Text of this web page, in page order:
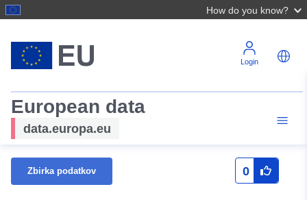
How do you know?
Login
European data
data.europa.eu
Zbirka podatkov 0